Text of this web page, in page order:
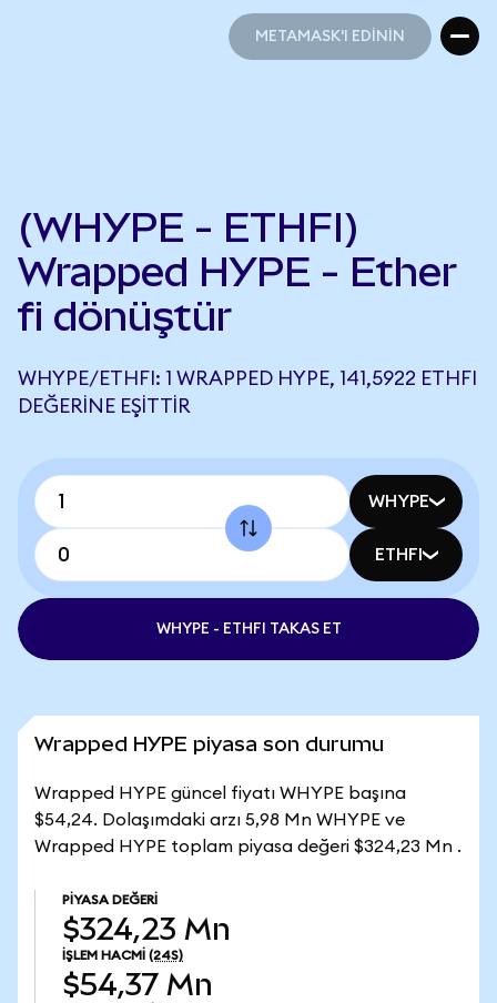
METAMASK'I EDİNİN
(WHYPE - ETHFI)
Wrapped HYPE - Ether
fi dönüştür
WHYPE/ETHFI: 1 WRAPPED HYPE, 141,5922 ETHFI
DEĞERINE EŞITTIR
WHYPE
ETHFI
WHYPE - ETHFI TAKAS ET
Wrapped HYPE piyasa son durumu
Wrapped HYPE güncel fiyatı WHYPE başına
$54,24. Dolaşımdaki arzı 5,98 Mn WHYPE ve
Wrapped HYPE toplam piyasa değeri $324,23 Mn .
PIYASA DEĞERI
$324,23 Mn
İŞLEM HACMI (24S)
$54,37 Mn